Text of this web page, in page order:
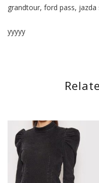
grandtour, ford pass,
yyyyy